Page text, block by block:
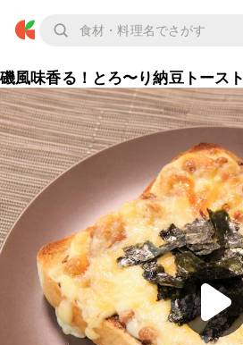
磯風味香る！とろ〜り納豆トースト